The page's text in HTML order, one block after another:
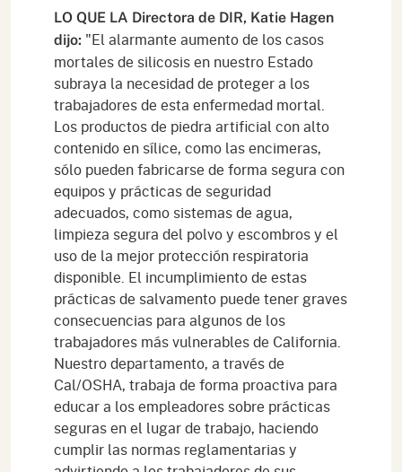
LO QUE LA Directora de DIR, Katie Hagen
dijo: "El alarmante aumento de los casos
mortales de silicosis en nuestro Estado
subraya la necesidad de proteger a los
trabajadores de esta enfermedad mortal.
Los productos de piedra artificial con alto
contenido en sílice, como las encimeras,
sólo pueden fabricarse de forma segura con
equipos y prácticas de seguridad
adecuados, como sistemas de agua,
limpieza segura del polvo y escombros y el
uso de la mejor protección respiratoria
disponible. El incumplimiento de estas
prácticas de salvamento puede tener graves
consecuencias para algunos de los
trabajadores más vulnerables de California.
Nuestro departamento, a través de
Cal/OSHA, trabaja de forma proactiva para
educar a los empleadores sobre prácticas
seguras en el lugar de trabajo, haciendo
cumplir las normas reglamentarias y